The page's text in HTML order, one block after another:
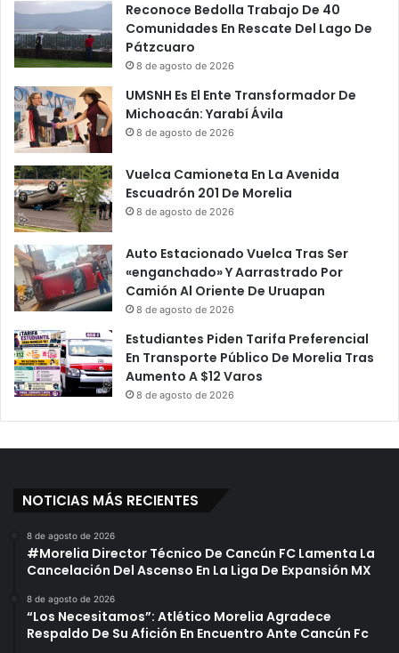
Reconoce Bedolla Trabajo De 40
Comunidades En Rescate Del Lago De
Pátzcuaro
8 de agosto de 2026
UMSNH Es El Ente Transformador De
Michoacán: Yarabí Ávila
8 de agosto de 2026
Vuelca Camioneta En La Avenida
Escuadrón 201 De Morelia
8 de agosto de 2026
Auto Estacionado Vuelca Tras Ser
«enganchado» Y Aarrastrado Por
Camión Al Oriente De Uruapan
8 de agosto de 2026
Estudiantes Piden Tarifa Preferencial
En Transporte Público De Morelia Tras
Aumento A $12 Varos
8 de agosto de 2026
NOTICIAS MÁS RECIENTES
8 de agosto de 2026
#Morelia Director Técnico De Cancún FC Lamenta La
Cancelación Del Ascenso En La Liga De Expansión MX
8 de agosto de 2026
“Los Necesitamos”: Atlético Morelia Agradece
Respaldo De Su Afición En Encuentro Ante Cancún Fc